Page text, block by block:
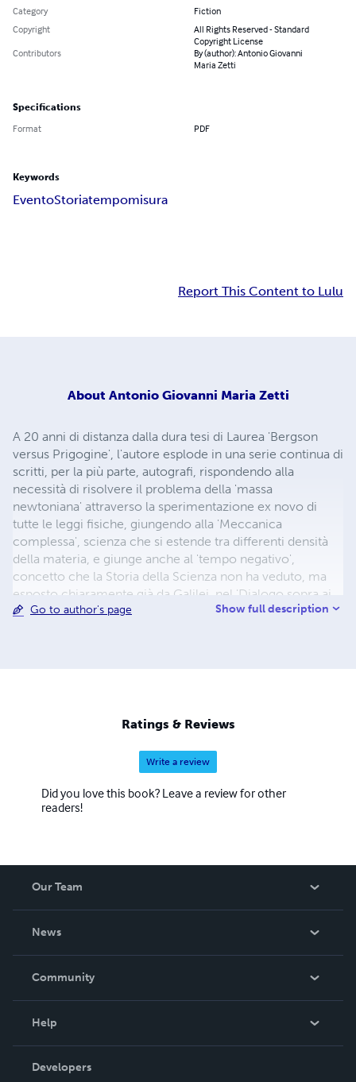
Category
Fiction
Copyright
All Rights Reserved - Standard
Copyright License
Contributors
By (author): Antonio Giovanni
Maria Zetti
Specifications
Format PDF
Keywords
EventoStoriatempomisura
Report This Content to Lulu
About Antonio Giovanni Maria Zetti
A 20 anni di distanza dalla dura tesi di Laurea 'Bergson
versus Prigogine', l'autore esplode in una serie continua di
scritti, per la più parte, autografi, rispondendo alla
necessità di risolvere il problema della 'massa
newtoniana' attraverso la sperimentazione ex novo di
tutte le leggi fisiche, giungendo alla 'Meccanica
complessa', scienza che si estende tra differenti densità
della materia, e giunge anche al 'tempo negativo',
concetto che la Storia della Scienza non ha veduto, ma
esposto chiaramente già da Galilei, nel 'Dialogo sopra ai
due massimi sistemi del mondo'. Unitamente a ciò, si
nascono per gratificare unicamente il' personale ed
immenso bisogno di Verità.
Go to author's page Show full description
Ratings & Reviews
Write a review
Did you love this book? Leave a review for other
readers!
Our Team
News
In The News
Community
Podcast
Help
Order Lookup
Developers